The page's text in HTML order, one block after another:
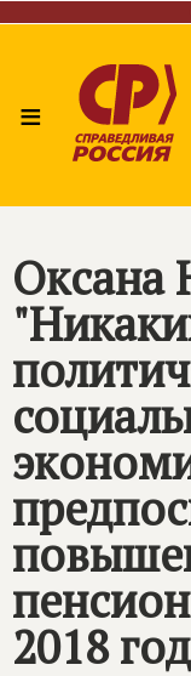
≡
Оксана
2018